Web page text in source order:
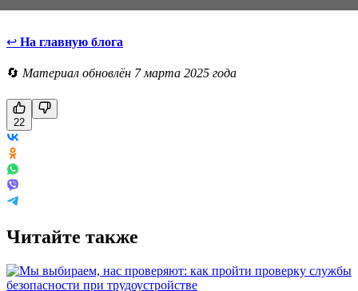
↩ На главную блога
🔄 Материал обновлён 7 марта 2025 года
22
Читайте также